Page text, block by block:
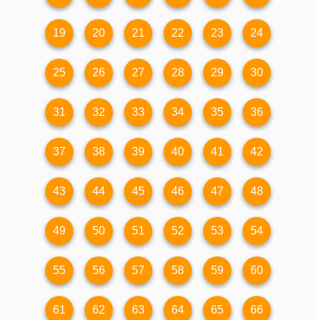
19 20 21 22 23 24
25 26 27 28 29 30
31 32 33 34 35 36
37 38 39 40 41 42
43 44 45 46 47 48
49 50 51 52 53 54
55 56 57 58 59 60
61 62 63 64 65 66